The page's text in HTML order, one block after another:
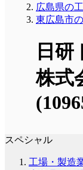
広島県の
東広島市
日
株式
スペシャル
工場・製造